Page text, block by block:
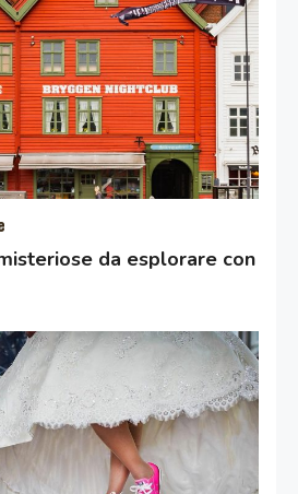
da esplorare con